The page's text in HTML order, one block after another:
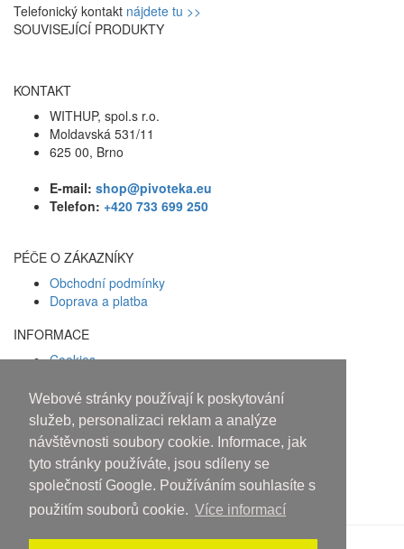
Webové stránky používají k poskytování
služeb, personalizaci reklam a analýze
návštěvnosti soubory cookie. Informace, jak
tyto stránky používáte, jsou sdíleny se
společností Google. Používáním souhlasíte s
použitím souborů cookie. Více informací
Telefonický kontakt nájdete tu >>
SOUVISEJÍCÍ PRODUKTY
KONTAKT
WITHUP, spol.s r.o.
Moldavská 531/11
625 00, Brno
E-mail: shop@pivoteka.eu
Telefon: +420 733 699 250
PÉČE O ZÁKAZNÍKY
Obchodní podmínky
Doprava a platba
INFORMACE
Cookies
Facebook
Osobám mladším 18 let alkohol
neprodáváme!